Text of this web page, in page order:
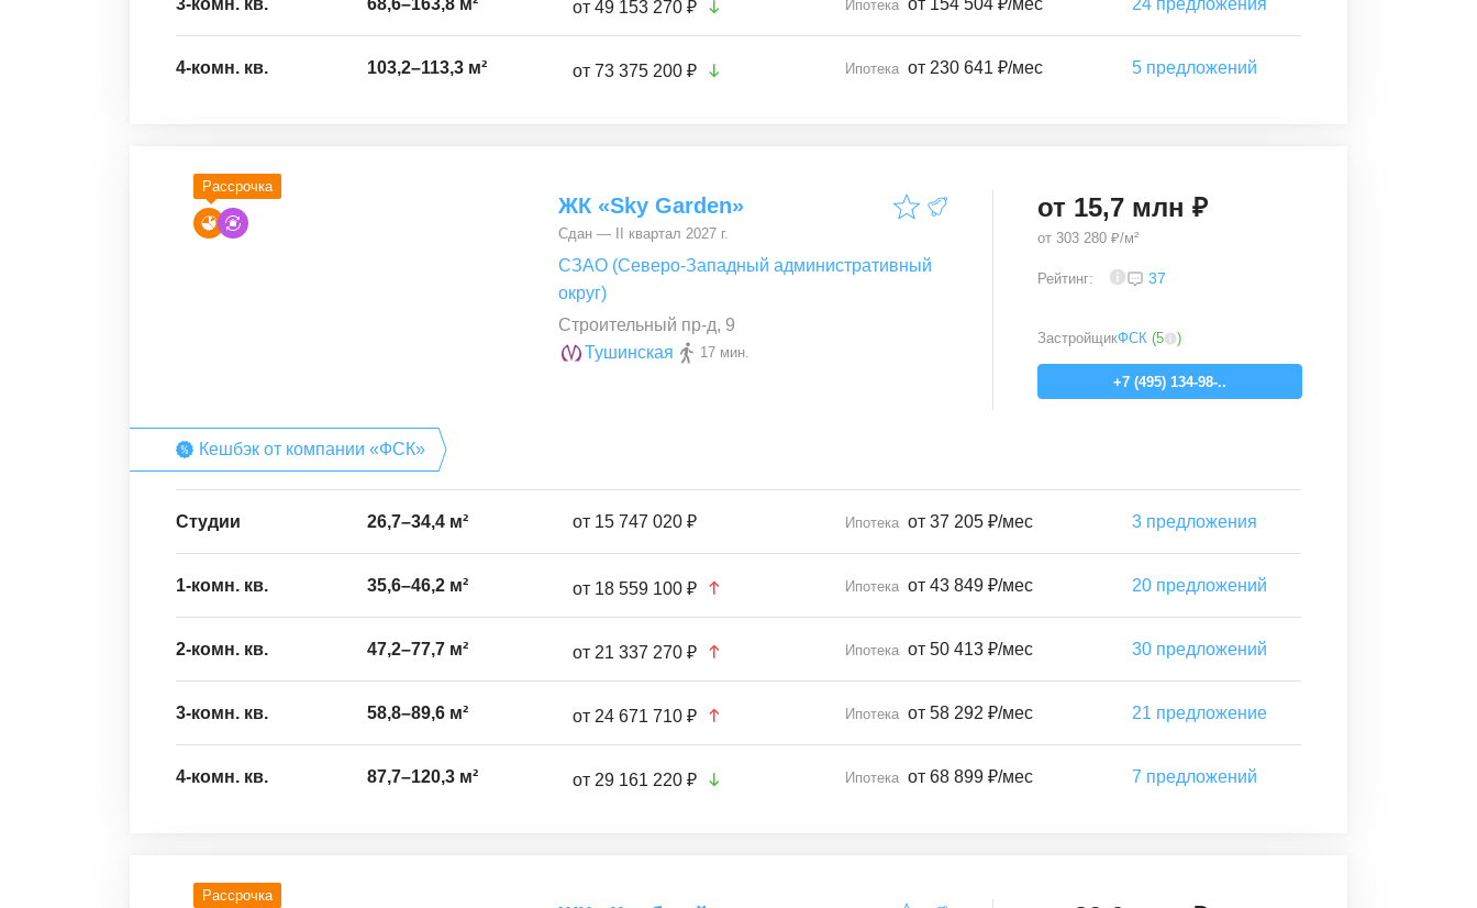
3-комн. кв. 68,6–163,8 м² от 49 153 270 ₽ Ипотека от 154 504 ₽/мес 24 предложения
4-комн. кв. 103,2–113,3 м² от 73 375 200 ₽ Ипотека от 230 641 ₽/мес 5 предложений
Рассрочка
ЖК «Sky Garden»
Сдан — II квартал 2027 г.
СЗАО (Северо-Западный административный
округ)
Строительный пр-д, 9
Тушинская
17 мин.
от 15,7 млн ₽
от 303 280 ₽/м²
Рейтинг: 37
ЗастройщикФСК (5 )
+7 (495) 134-98-..
Кешбэк от компании «ФСК»
Студии 26,7–34,4 м² от 15 747 020 ₽ Ипотека от 37 205 ₽/мес 3 предложения
1-комн. кв. 35,6–46,2 м² от 18 559 100 ₽ Ипотека от 43 849 ₽/мес 20 предложений
2-комн. кв. 47,2–77,7 м² от 21 337 270 ₽ Ипотека от 50 413 ₽/мес 30 предложений
3-комн. кв. 58,8–89,6 м² от 24 671 710 ₽ Ипотека от 58 292 ₽/мес 21 предложение
4-комн. кв. 87,7–120,3 м² от 29 161 220 ₽ Ипотека от 68 899 ₽/мес 7 предложений
Рассрочка